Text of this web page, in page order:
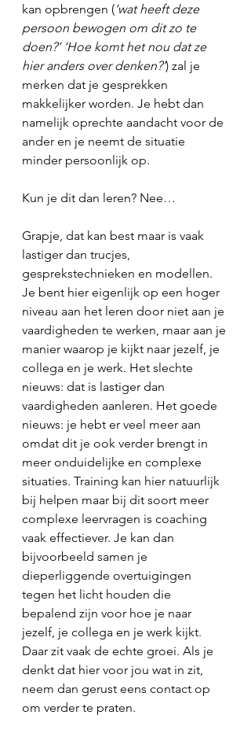
kan opbrengen (‘wat heeft deze
persoon bewogen om dit zo te
doen?’ ‘Hoe komt het nou dat ze
hier anders over denken?’) zal je
merken dat je gesprekken
makkelijker worden. Je hebt dan
namelijk oprechte aandacht voor de
ander en je neemt de situatie
minder persoonlijk op.
Kun je dit dan leren? Nee…
Grapje, dat kan best maar is vaak
lastiger dan trucjes,
gesprekstechnieken en modellen.
Je bent hier eigenlijk op een hoger
niveau aan het leren door niet aan je
vaardigheden te werken, maar aan je
manier waarop je kijkt naar jezelf, je
collega en je werk. Het slechte
nieuws: dat is lastiger dan
vaardigheden aanleren. Het goede
nieuws: je hebt er veel meer aan
omdat dit je ook verder brengt in
meer onduidelijke en complexe
situaties. Training kan hier natuurlijk
bij helpen maar bij dit soort meer
complexe leervragen is coaching
vaak effectiever. Je kan dan
bijvoorbeeld samen je
dieperliggende overtuigingen
tegen het licht houden die
bepalend zijn voor hoe je naar
jezelf, je collega en je werk kijkt.
Daar zit vaak de echte groei. Als je
denkt dat hier voor jou wat in zit,
neem dan gerust eens contact op
om verder te praten.